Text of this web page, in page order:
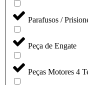
Parafusos /
Peça de Engate
Peças Motores 4